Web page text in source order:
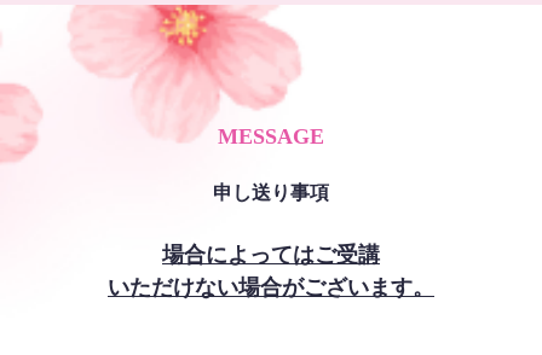
MESSAGE
申し送り事項
場合によってはご受講
いただけない場合がございます。